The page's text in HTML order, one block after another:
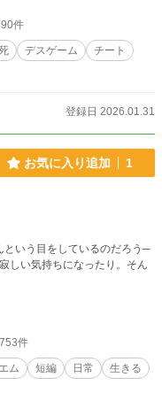
いに捕縛される。 拷問を受け
感情すら見せぬまま、28歳で
誅”を振るった剣士は、現代社
件
デスゲーム
チート
登録日 2026.01.31
お気に入り追加 1
いう目をしているのだろう─
件
ム 短編 日常
生きる